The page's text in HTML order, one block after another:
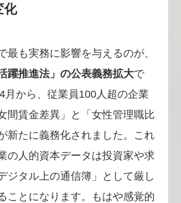
化
最も実務に影響を与えるのが、
躍推進法」の公表義務拡大で
月から、従業員100人超の企業
間賃金差異」と「女性管理職比
新たに義務化されました。これ
の人的資本データは投資家や求
ジタル上の通信簿」として厳し
ことになります。もはや感覚的